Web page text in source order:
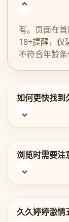
有。页面在
18+提醒，仅
不符合年龄
如何更快找到
浏览时需要注
久久婷婷激情